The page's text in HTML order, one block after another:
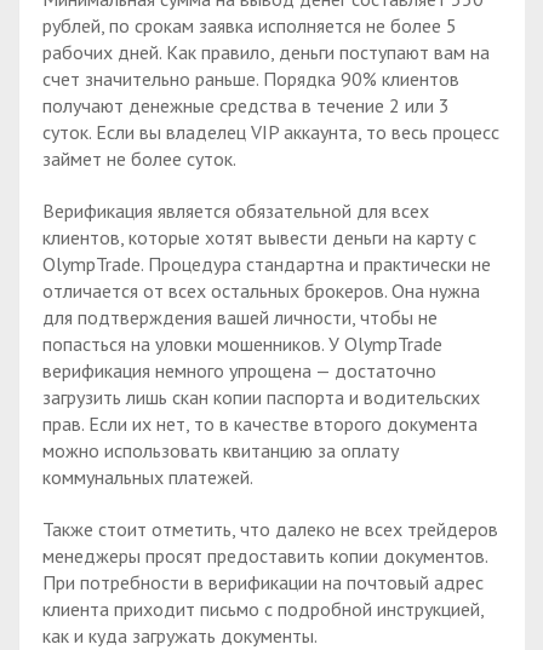
рублей, по срокам заявка исполняется не более 5
рабочих дней. Как правило, деньги поступают вам на
счет значительно раньше. Порядка 90% клиентов
получают денежные средства в течение 2 или 3
суток. Если вы владелец VIP аккаунта, то весь процесс
займет не более суток.
Верификация является обязательной для всех
клиентов, которые хотят вывести деньги на карту с
OlympTrade. Процедура стандартна и практически не
отличается от всех остальных брокеров. Она нужна
для подтверждения вашей личности, чтобы не
попасться на уловки мошенников. У OlympTrade
верификация немного упрощена — достаточно
загрузить лишь скан копии паспорта и водительских
прав. Если их нет, то в качестве второго документа
можно использовать квитанцию за оплату
коммунальных платежей.
Также стоит отметить, что далеко не всех трейдеров
менеджеры просят предоставить копии документов.
При потребности в верификации на почтовый адрес
клиента приходит письмо с подробной инструкцией,
как и куда загружать документы.